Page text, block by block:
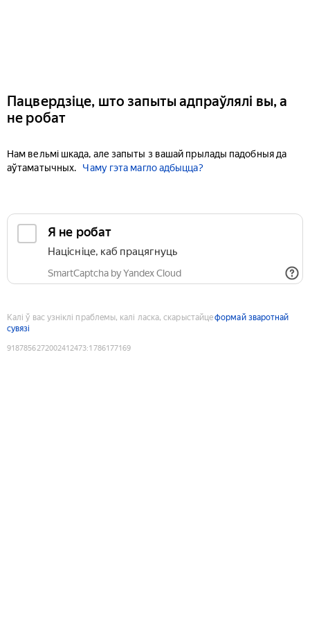
Пацвердзіце, што запыты адпраўлялі вы, а
не робат
Нам вельмі шкада, але запыты з вашай прылады падобныя да
аўтаматычных.
Чаму гэта магло адбыцца?
Я не робат
Націсніце, каб працягнуць
SmartCaptcha by Yandex Cloud
Калі ў вас узніклі праблемы, калі ласка, скарыстайцеформай зваротнай
сувязі
9187856272002412473:1786177169